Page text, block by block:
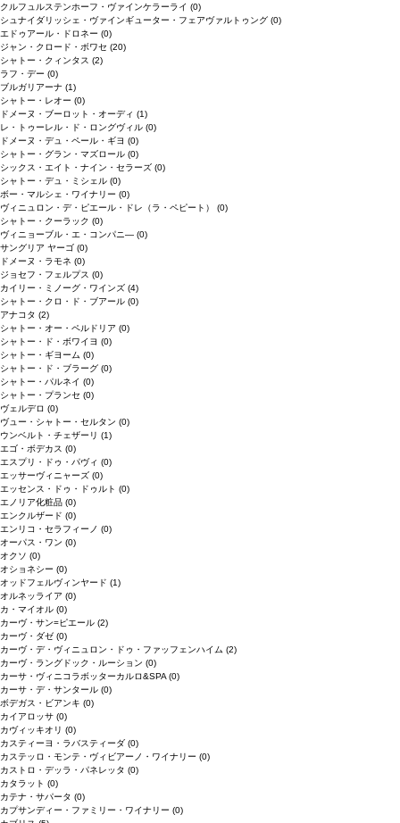
クルフュルステンホーフ・ヴァインケラーライ (0)
シュナイダリッシェ・ヴァインギューター・フェアヴァルトゥング (0)
エドゥアール・ドロネー (0)
ジャン・クロード・ボワセ (20)
シャトー・クィンタス (2)
ラフ・デー (0)
ブルガリアーナ (1)
シャトー・レオー (0)
ドメーヌ・ブーロット・オーディ (1)
レ・トゥーレル・ド・ロングヴィル (0)
ドメーヌ・デュ・ペール・ギヨ (0)
シャトー・グラン・マズロール (0)
シックス・エイト・ナイン・セラーズ (0)
シャトー・デュ・ミシェル (0)
ボー・マルシェ・ワイナリー (0)
ヴィニュロン・デ・ピエール・ドレ（ラ・ペピート） (0)
シャトー・クーラック (0)
ヴィニョーブル・エ・コンパニ― (0)
サングリア ヤーゴ (0)
ドメーヌ・ラモネ (0)
ジョセフ・フェルプス (0)
カイリー・ミノーグ・ワインズ (4)
シャトー・クロ・ド・ブアール (0)
アナコタ (2)
シャトー・オー・ペルドリア (0)
シャトー・ド・ボワイヨ (0)
シャトー・ギヨーム (0)
シャトー・ド・ブラーグ (0)
シャトー・パルネイ (0)
シャトー・プランセ (0)
ヴェルデロ (0)
ヴュー・シャトー・セルタン (0)
ウンベルト・チェザーリ (1)
エゴ・ボデカス (0)
エスプリ・ドゥ・パヴィ (0)
エッサーヴィニャーズ (0)
エッセンス・ドゥ・ドゥルト (0)
エノリア化粧品 (0)
エンクルザード (0)
エンリコ・セラフィーノ (0)
オーパス・ワン (0)
オクソ (0)
オショネシー (0)
オッドフェルヴィンヤード (1)
オルネッライア (0)
カ・マイオル (0)
カーヴ・サン=ピエール (2)
カーヴ・ダゼ (0)
カーヴ・デ・ヴィニュロン・ドゥ・ファッフェンハイム (2)
カーヴ・ラングドック・ルーション (0)
カーサ・ヴィニコラボッターカルロ&SPA (0)
カーサ・デ・サンタール (0)
ボデガス・ビアンキ (0)
カイアロッサ (0)
カヴィッキオリ (0)
カスティーヨ・ラバスティーダ (0)
カステッロ・モンテ・ヴィビアーノ・ワイナリー (0)
カストロ・デッラ・パネレッタ (0)
カタラット (0)
カテナ・サパータ (0)
カプサンディー・ファミリー・ワイナリー (0)